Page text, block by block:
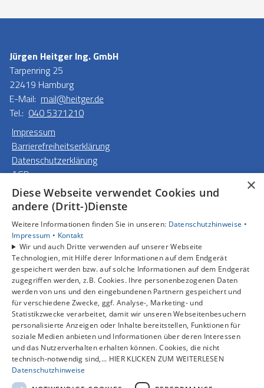
Jürgen Heitger Ing. GmbH
Tarpenring 25
22419 Hamburg
E-Mail: mail@heitger.de
Tel.: 040 5371210
Impressum
Barrierefreiheitserklärung
Datenschutzerklärung
AGB
Unsere Bereiche
Privatkunden
Gewerbekunden
Karriere
Unternehmen
Kontakt
×
Diese Webseite verwendet Cookies und
andere (Dritt-)Dienste
Weitere Informationen finden Sie in unseren: Datenschutzhinweise •
Impressum • Kontakt
Wir und auch Dritte verwenden auf unserer Webseite
Technologien, mit Hilfe derer Informationen auf dem Endgerät
gespeichert werden bzw. auf solche Informationen auf dem Endgerät
zugegriffen werden, z.B. Cookies. Ihre personenbezogenen Daten
werden von uns und den eingebundenen Partnern gespeichert und
für verschiedene Zwecke, ggf. Analyse-, Marketing- und
Statistikzwecke verarbeitet, damit wir unseren Webseitenbesuchern
personalisierte Anzeigen oder Inhalte bereitstellen, Funktionen für
soziale Medien anbieten und Informationen über deren Interessen
und das Nutzerverhalten erhalten können. Cookies, die nicht
technisch-notwendig sind,... HIER KLICKEN ZUM WEITERLESEN
Datenschutzhinweise